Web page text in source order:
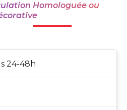
Homologuée ou
24-48h